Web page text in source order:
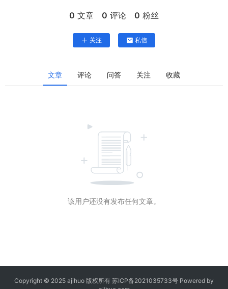
0 文章 0 评论 0 粉丝
关注 私信
文章 评论 问答 关注 收藏
该用户还没有发布任何文章。
Copyright © 2025 ajihuo 版权所有 苏ICP备2021035733号 Powered by